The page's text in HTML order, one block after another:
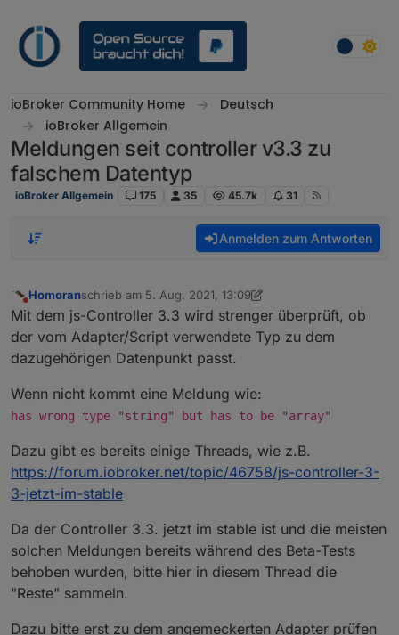
ioBroker Community Home
Deutsch
ioBroker Allgemein
Meldungen seit controller v3.3 zu
falschem Datentyp
ioBroker Allgemein 175 35 45.7k 31
Anmelden zum Antworten
Nicht stören
Homoranschrieb am 5. Aug. 2021, 13:09
zuletzt editiert von apollon778. Juli 2021, 17:29
Mit dem js-Controller 3.3 wird strenger überprüft, ob
der vom Adapter/Script verwendete Typ zu dem
dazugehörigen Datenpunkt passt.
Wenn nicht kommt eine Meldung wie:
has wrong type "string" but has to be "array"
Dazu gibt es bereits einige Threads, wie z.B.
https://forum.iobroker.net/topic/46758/js-controller-3-
3-jetzt-im-stable
Da der Controller 3.3. jetzt im stable ist und die meisten
solchen Meldungen bereits während des Beta-Tests
behoben wurden, bitte hier in diesem Thread die
"Reste" sammeln.
Dazu bitte erst zu dem angemeckerten Adapter prüfen